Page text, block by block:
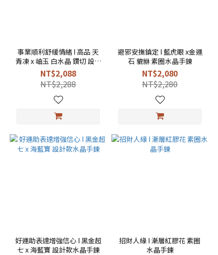
事業順利舒緩情緒 I 高品 天
青凍 x 岫玉 白水晶 鑽切 設計
款水晶手鍊
NT$2,088
NT$2,288
避邪安撫鎮定 I 藍虎眼 x金運
石 貔貅 素圈水晶手鍊
NT$2,080
NT$2,280
好運助表達增強信心 I 黑金超
七 x 海藍寶 設計款水晶手鍊
招財人緣 I 漸層紅膠花 素圈
水晶手鍊